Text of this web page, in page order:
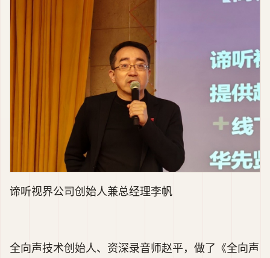
谛听视界公司创始人兼总经理李帆
全向声技术创始人、资深录音师赵平，做了《全向声